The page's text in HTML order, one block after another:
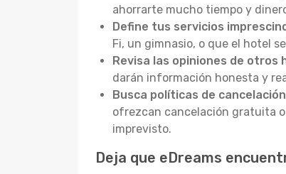
ahorrarte mucho tiempo y
Define tus servicios
Fi, un gimnasio, o que el hotel
Revisa las opiniones de otros
darán información honesta y
Busca políticas de
ofrezcan cancelación gratuita
imprevisto.
Deja que eDreams